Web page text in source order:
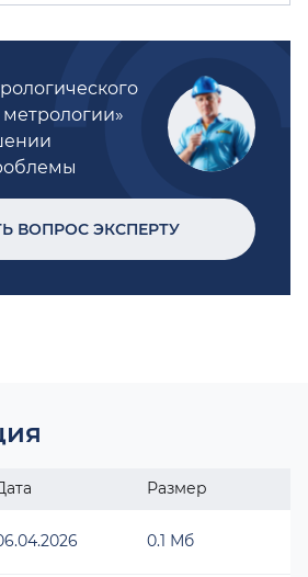
метрологии»
ВОПРОС ЭКСПЕРТУ
Размер
0.1 Мб